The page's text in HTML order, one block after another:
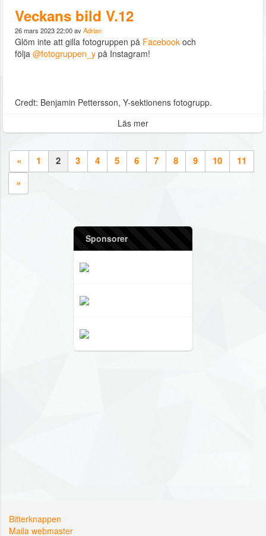
Veckans bild V.12
26 mars 2023 22:00 avAdrian
Glöm inte att gilla fotogruppen på Facebook och
följa @fotogruppen_y på Instagram!
Credt: Benjamin Pettersson, Y-sektionens fotogrupp.
Läs mer
« 1 2 3 4 5 6 7 8 9 10
11
»
Sponsorer
Bitterknappen
Maila webmaster